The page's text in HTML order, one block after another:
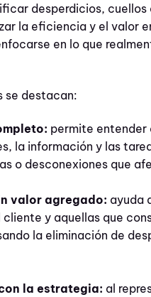
desperdicios,
la eficiencia y el valor
en lo que
se destacan:
permite entender
la información y las
o desconexiones que
valor agregado: ayuda
y aquellas que
la eliminación de
la estrategia: al